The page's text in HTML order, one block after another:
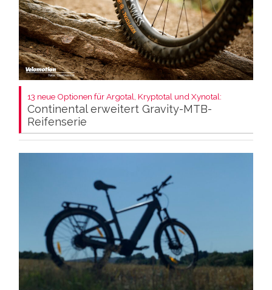
13 neue Optionen für Argotal, Kryptotal und Xynotal:
Continental erweitert Gravity-MTB-
Reifenserie